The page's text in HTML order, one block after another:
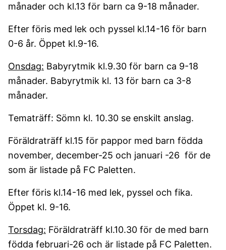
månader och kl.13 för barn ca 9-18 månader.
Efter föris med lek och pyssel kl.14-16 för barn
0-6 år. Öppet kl.9-16.
Onsdag: Babyrytmik kl.9.30 för barn ca 9-18
månader. Babyrytmik kl. 13 för barn ca 3-8
månader.
Tematräff: Sömn kl. 10.30 se enskilt anslag.
Föräldraträff kl.15 för pappor med barn födda
november, december-25 och januari -26 för de
som är listade på FC Paletten.
Efter föris kl.14-16 med lek, pyssel och fika.
Öppet kl. 9-16.
Torsdag: Föräldraträff kl.10.30 för de med barn
födda februari-26 och är listade på FC Paletten.